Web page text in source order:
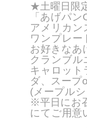
★土曜日限
「あげパ
アメリカン
ワンプレー
お好きなあ
クランブル
キャロット
ダ、スープ
(メープル
※平日にお
にてご用意